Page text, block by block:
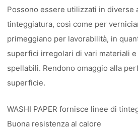
Possono essere utilizzati in diverse
tinteggiatura, così come per
primeggiano per lavorabilità, in
superfici irregolari di vari materiali
spellabili. Rendono omaggio alla
superficie.
WASHI PAPER fornisce linee di
Buona resistenza al calore